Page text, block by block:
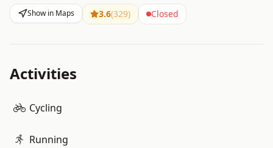
Show in Maps 3.6(329) Closed
Activities
Cycling
Running